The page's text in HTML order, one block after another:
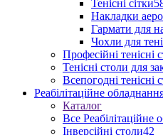
Тенісні сітки
Накладки
Гармати для
Чохли для
Професійні тенісні
Тенісні столи для
Всепогодні тенісні
Реабілітаційне
Каталог
Все Реабілітаційне
Інверсійні столи42